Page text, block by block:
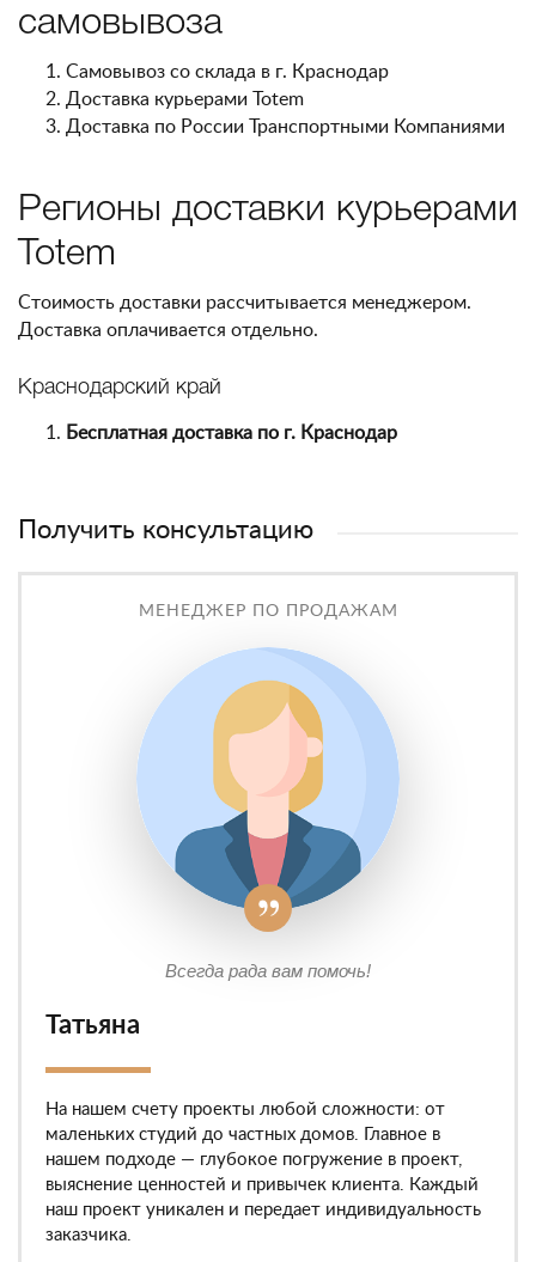
самовывоза
Самовывоз со склада в г. Краснодар
Доставка курьерами Totem
Доставка по России Транспортными Компаниями
Регионы доставки курьерами
Totem
Стоимость доставки рассчитывается менеджером.
Доставка оплачивается отдельно.
Краснодарский край
Бесплатная доставка по г. Краснодар
Получить консультацию
МЕНЕДЖЕР ПО ПРОДАЖАМ
Всегда рада вам помочь!
Татьяна
На нашем счету проекты любой сложности: от
маленьких студий до частных домов. Главное в
нашем подходе — глубокое погружение в проект,
выяснение ценностей и привычек клиента. Каждый
наш проект уникален и передает индивидуальность
заказчика.